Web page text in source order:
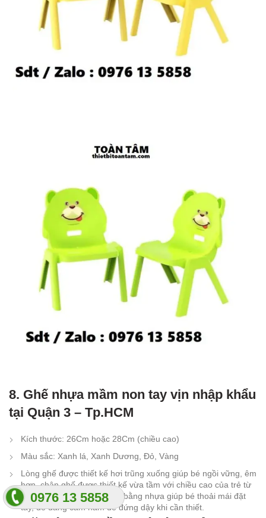
0976 13 5858
8. Ghế nhựa mầm non tay vịn nhập khẩu
tại Quận 3 – Tp.HCM
Kích thước: 26Cm hoặc 28Cm (chiều cao)
Màu sắc: Xanh lá, Xanh Dương, Đỏ, Vàng
Lòng ghế được thiết kế hơi trũng xuống giúp bé ngồi vững, êm
hơn, chân ghế được thiết kế vừa tầm với chiều cao của trẻ từ
2-8 tuổi, 2 bên 2 thành tựa bằng nhựa giúp bé thoải mái đặt
tay, dễ dàng cầm nắm để đứng dậy khi cần thiết.